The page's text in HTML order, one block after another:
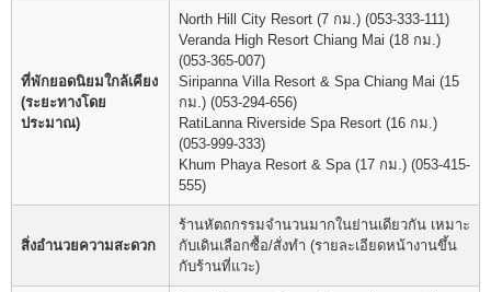
ที่พักยอดนิยมใกล้เคียง
(ระยะทางโดย
ประมาณ)
North Hill City Resort (7 กม.) (053-333-111)
Veranda High Resort Chiang Mai (18 กม.)
(053-365-007)
Siripanna Villa Resort & Spa Chiang Mai (15
กม.) (053-294-656)
RatiLanna Riverside Spa Resort (16 กม.)
(053-999-333)
Khum Phaya Resort & Spa (17 กม.) (053-415-
555)
สิ่งอำนวยความสะดวก
ร้านหัตถกรรมจำนวนมากในย่านเดียวกัน เหมาะ
กับเดินเลือกซื้อ/สั่งทำ (รายละเอียดหน้างานขึ้น
กับร้านที่แวะ)